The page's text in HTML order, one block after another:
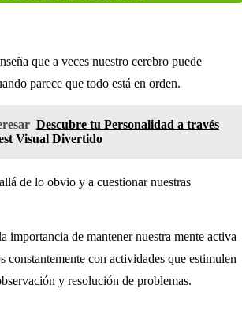
que a veces nuestro cerebro puede
parece que todo está en orden.
Descubre tu Personalidad a través
Visual Divertido
de lo obvio y a cuestionar nuestras
importancia de mantener nuestra mente activa
constantemente con actividades que estimulen
y resolución de problemas.